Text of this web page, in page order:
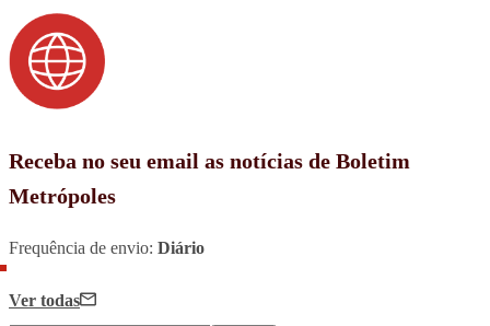
Receba no seu email as notícias de Boletim
Metrópoles
Frequência de envio: Diário
Ver todas